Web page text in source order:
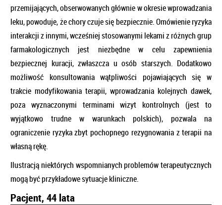
przemijających, obserwowanych głównie w okresie wprowadzania
leku, powoduje, że chory czuje się bezpiecznie. Omówienie ryzyka
interakcji z innymi, wcześniej stosowanymi lekami z różnych grup
farmakologicznych jest niezbędne w celu zapewnienia
bezpiecznej kuracji, zwłaszcza u osób starszych. Dodatkowo
możliwość konsultowania wątpliwości pojawiających się w
trakcie modyfikowania terapii, wprowadzania kolejnych dawek,
poza wyznaczonymi terminami wizyt kontrolnych (jest to
wyjątkowo trudne w warunkach polskich), pozwala na
ograniczenie ryzyka zbyt pochopnego rezygnowania z terapii na
własną rękę.
Ilustracją niektórych wspomnianych problemów terapeutycznych
mogą być przykładowe sytuacje kliniczne.
Pacjent, 44 lata